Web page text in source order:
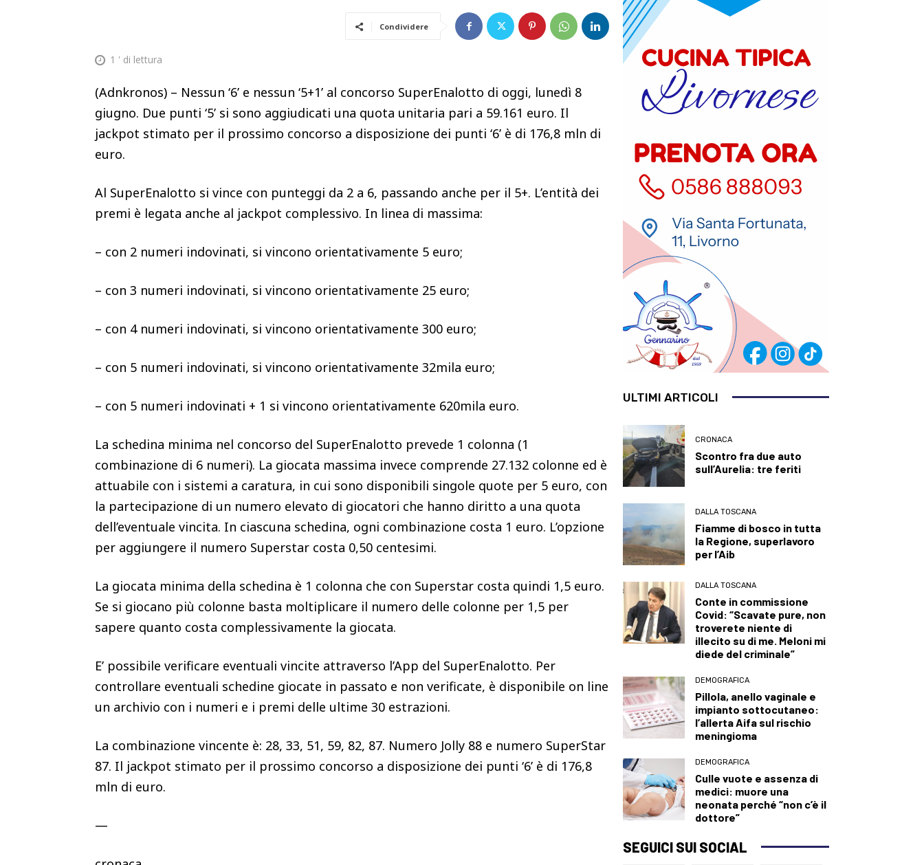
Condividere
1 ' di lettura
(Adnkronos) – Nessun ‘6’ e nessun ‘5+1’ al concorso SuperEnalotto di oggi, lunedì 8
giugno. Due punti ‘5’ si sono aggiudicati una quota unitaria pari a 59.161 euro. Il
jackpot stimato per il prossimo concorso a disposizione dei punti ‘6’ è di 176,8 mln di
euro.
Al SuperEnalotto si vince con punteggi da 2 a 6, passando anche per il 5+. L’entità dei
premi è legata anche al jackpot complessivo. In linea di massima:
– con 2 numeri indovinati, si vincono orientativamente 5 euro;
– con 3 numeri indovinati, si vincono orientativamente 25 euro;
– con 4 numeri indovinati, si vincono orientativamente 300 euro;
– con 5 numeri indovinati, si vincono orientativamente 32mila euro;
– con 5 numeri indovinati + 1 si vincono orientativamente 620mila euro.
La schedina minima nel concorso del SuperEnalotto prevede 1 colonna (1
combinazione di 6 numeri). La giocata massima invece comprende 27.132 colonne ed è
attuabile con i sistemi a caratura, in cui sono disponibili singole quote per 5 euro, con
la partecipazione di un numero elevato di giocatori che hanno diritto a una quota
dell’eventuale vincita. In ciascuna schedina, ogni combinazione costa 1 euro. L’opzione
per aggiungere il numero Superstar costa 0,50 centesimi.
La giocata minima della schedina è 1 colonna che con Superstar costa quindi 1,5 euro.
Se si giocano più colonne basta moltiplicare il numero delle colonne per 1,5 per
sapere quanto costa complessivamente la giocata.
E’ possibile verificare eventuali vincite attraverso l’App del SuperEnalotto. Per
controllare eventuali schedine giocate in passato e non verificate, è disponibile on line
un archivio con i numeri e i premi delle ultime 30 estrazioni.
La combinazione vincente è: 28, 33, 51, 59, 82, 87. Numero Jolly 88 e numero SuperStar
87. Il jackpot stimato per il prossimo concorso a disposizione dei punti ‘6’ è di 176,8
mln di euro.
—
ULTIMI ARTICOLI
CRONACA
Scontro fra due auto
sull’Aurelia: tre feriti
DALLA TOSCANA
Fiamme di bosco in tutta
la Regione, superlavoro
per l’Aib
DALLA TOSCANA
Conte in commissione
Covid: “Scavate pure, non
troverete niente di
illecito su di me. Meloni mi
diede del criminale”
DEMOGRAFICA
Pillola, anello vaginale e
impianto sottocutaneo:
l’allerta Aifa sul rischio
meningioma
DEMOGRAFICA
Culle vuote e assenza di
medici: muore una
neonata perché “non c’è il
dottore”
SEGUICI SUI SOCIAL